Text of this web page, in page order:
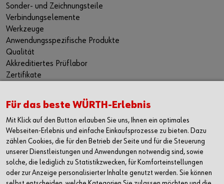
Sonder- und Zeichnungsteile
Verbindungselemente
Werkzeuge
Anwendungsspezifische Produkte
Qualität
Akkreditiertes Prüflabor
Zertifikate
KONTAKT
WÜRTH Handelsgesellschaft m.b.H.
Industrie Service
Würthstraße 1
3071 Böheimkirchen
T +43 5 08242-0
Für das beste WÜRTH-Erlebnis
Mit Klick auf den Button erlauben Sie uns, Ihnen ein optimales
Webseiten-Erlebnis und einfache Einkaufsprozesse zu bieten. Dazu
zählen Cookies, die für den Betrieb der Seite und für die Steuerung
unserer Dienstleistungen und Anwendungen notwendig sind, sowie
solche, die lediglich zu Statistikzwecken, für Komforteinstellungen
oder zur Anzeige personalisierter Inhalte genutzt werden. Sie können